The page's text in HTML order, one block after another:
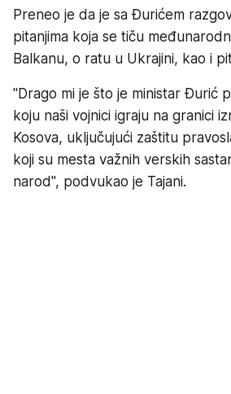
Preneo je da je sa Đurićem
pitanjima koja se tiču
Balkanu, o ratu u Ukrajini, kao i
"Drago mi je što je ministar Đurić
koju naši vojnici igraju na granici
Kosova, uključujući zaštitu
koji su mesta važnih verskih
narod", podvukao je Tajani.